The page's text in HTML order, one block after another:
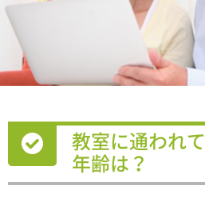
教室に通われ
年齢は？